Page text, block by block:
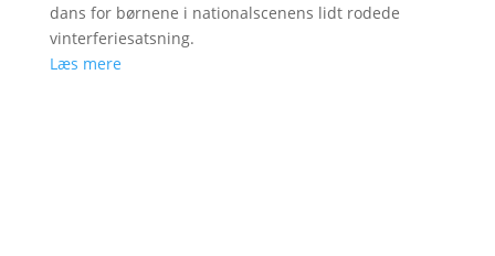
dans for børnene i nationalscenens lidt rodede
vinterferiesatsning.
Læs mere